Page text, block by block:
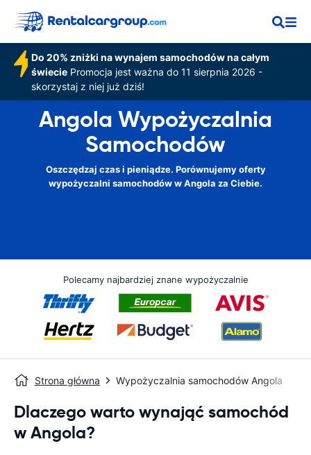
Do 20% zniżki na wynajem samochodów na całym
świeciePromocja jest ważna do 11 sierpnia 2026 -
skorzystaj z niej już dziś!
Angola Wypożyczalnia
Samochodów
Oszczędzaj czas i pieniądze. Porównujemy oferty
wypożyczalni samochodów w Angola za Ciebie.
Polecamy najbardziej znane wypożyczalnie
Strona główna Wypożyczalnia samochodów Angola
Dlaczego warto wynająć samochód
w Angola?